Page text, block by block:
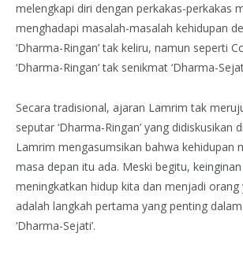
melengkapi diri dengan perkakas-perkakas
menghadapi masalah-masalah kehidupan
‘Dharma-Ringan’ tak keliru, namun seperti
‘Dharma-Ringan’ tak senikmat ‘Dharma-
Secara tradisional, ajaran Lamrim tak
seputar ‘Dharma-Ringan’ yang didiskusikan
Lamrim mengasumsikan bahwa kehidupan
masa depan itu ada. Meski begitu,
meningkatkan hidup kita dan menjadi orang
adalah langkah pertama yang penting
‘Dharma-Sejati’.